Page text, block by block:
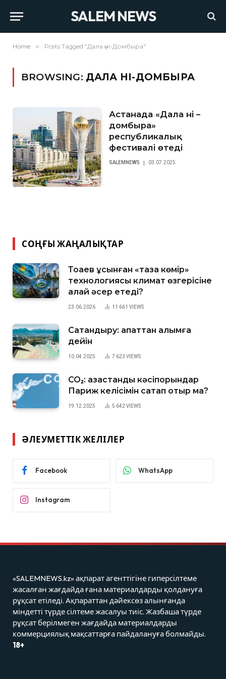
SALEM NEWS
Home » Posts Tagged "Дала үні-Домбыра"
BROWSING: ДАЛА ҮНІ-ДОМБЫРА
Астанада «Дала үні –
домбыра»
республикалық
фестивалі өтеді
SALEMNEWS 03.07.2025
СОҢҒЫ ЖАҢАЛЫҚТАР
Тоқаев ұсынған «таза көмір»
технологиясы климат өзгерісіне
қалай әсер етеді?
23.06.2026 11 661 VIEWS
Сақтандыру: апаттан алымға
дейін
10.04.2025 7 623 VIEWS
CO₂: қазақстандық кәсіпорындар
Париж келісімін сақтап отыр ма?
19.12.2025 5 642 VIEWS
ӘЛЕУМЕТТІК ЖЕЛІЛЕР
Facebook WhatsApp
Instagram
«SALEMNEWS.kz» ақпарат агенттігіне гиперсілтеме
жасалған жағдайда ғана материалдарды қолдануға
рұқсат етіледі. Ақпараттан дәйексөз алынғанда
міндетті түрде сілтеме жасалуы тиіс. Жазбаша түрде
рұқсат берілмеген жағдайда материалдарды
коммерциялық мақсаттарға пайдалануға болмайды.
18+